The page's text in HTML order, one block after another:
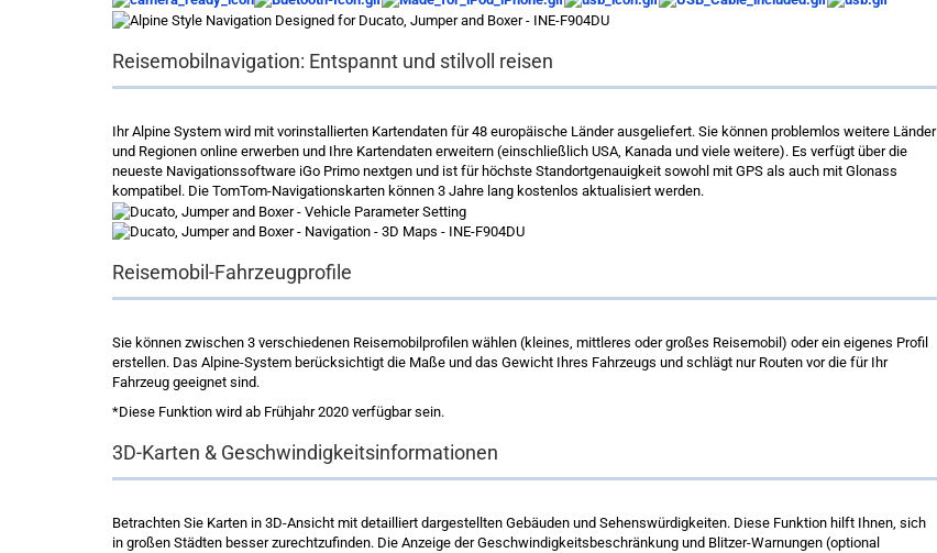
Reisemobilnavigation: Entspannt und stilvoll reisen
Ihr Alpine System wird mit vorinstallierten Kartendaten für 48 europäische Länder ausgeliefert. Sie können problemlos weitere Länder
und Regionen online erwerben und Ihre Kartendaten erweitern (einschließlich USA, Kanada und viele weitere). Es verfügt über die
neueste Navigationssoftware iGo Primo nextgen und ist für höchste Standortgenauigkeit sowohl mit GPS als auch mit Glonass
kompatibel. Die TomTom-Navigationskarten können 3 Jahre lang kostenlos aktualisiert werden.
Reisemobil-Fahrzeugprofile
Sie können zwischen 3 verschiedenen Reisemobilprofilen wählen (kleines, mittleres oder großes Reisemobil) oder ein eigenes Profil
erstellen. Das Alpine-System berücksichtigt die Maße und das Gewicht Ihres Fahrzeugs und schlägt nur Routen vor die für Ihr
Fahrzeug geeignet sind.
*Diese Funktion wird ab Frühjahr 2020 verfügbar sein.
3D-Karten & Geschwindigkeitsinformationen
Betrachten Sie Karten in 3D-Ansicht mit detailliert dargestellten Gebäuden und Sehenswürdigkeiten. Diese Funktion hilft Ihnen, sich
in großen Städten besser zurechtzufinden. Die Anzeige der Geschwindigkeitsbeschränkung und Blitzer-Warnungen (optional